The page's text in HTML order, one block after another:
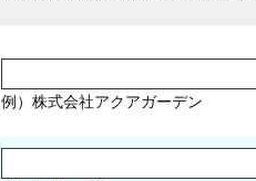
例）株式会社アクアガーデン